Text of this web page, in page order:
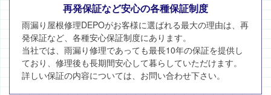
再発保証など安心の各種保証制度
雨漏り屋根修理DEPOがお客様に選ばれる最大の理由は、再
発保証など、各種安心保証制度にあります。
当社では、雨漏り修理であっても最長10年の保証を提供し
ており、修理後も長期間安心して暮らしていただけます。
詳しい保証の内容については、お問い合わせ下さい。